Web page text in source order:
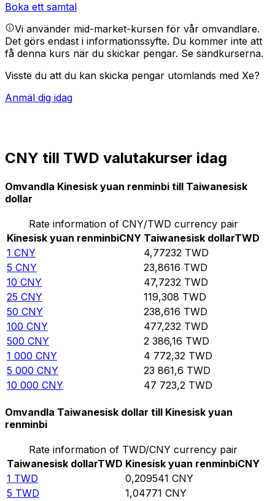
Boka ett samtal
Vi använder mid-market-kursen för vår omvandlare.
Det görs endast i informationssyfte. Du kommer inte att
få denna kurs när du skickar pengar. Se sändkurserna.
Visste du att du kan skicka pengar utomlands med Xe?
Anmäl dig idag
CNY till TWD valutakurser idag
Omvandla Kinesisk yuan renminbi till Taiwanesisk
dollar
Rate information of CNY/TWD currency pair
Kinesisk yuan renminbiCNY Taiwanesisk dollarTWD
1 CNY 4,77232 TWD
5 CNY 23,8616 TWD
10 CNY 47,7232 TWD
25 CNY 119,308 TWD
50 CNY 238,616 TWD
100 CNY 477,232 TWD
500 CNY 2 386,16 TWD
1 000 CNY 4 772,32 TWD
5 000 CNY 23 861,6 TWD
10 000 CNY 47 723,2 TWD
Omvandla Taiwanesisk dollar till Kinesisk yuan
renminbi
Rate information of TWD/CNY currency pair
Taiwanesisk dollarTWD Kinesisk yuan renminbiCNY
1 TWD 0,209541 CNY
5 TWD 1,04771 CNY